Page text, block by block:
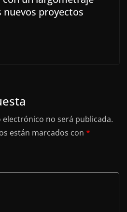
proyectos
no será publicada.
están marcados con *